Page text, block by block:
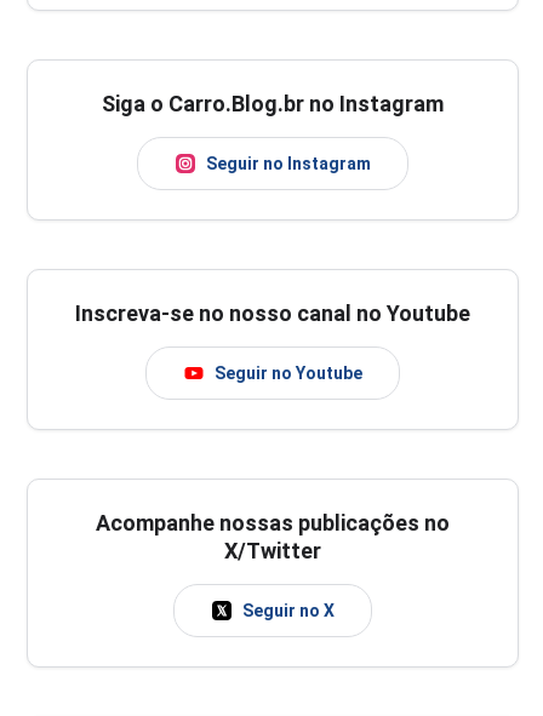
Siga o Carro.Blog.br no Instagram
Seguir no Instagram
Inscreva-se no nosso canal no Youtube
Seguir no Youtube
Acompanhe nossas publicações no
X/Twitter
Seguir no X